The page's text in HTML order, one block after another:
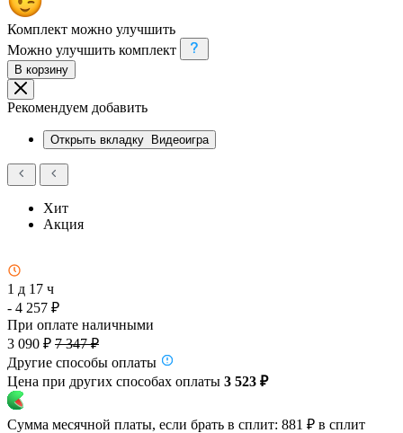
Комплект можно улучшить
Можно улучшить комплект
В корзину
Рекомендуем добавить
Открыть вкладку Видеоигра
Хит
Акция
1 д 17 ч
- 4 257 ₽
При оплате наличными
3 090 ₽ 7 347 ₽
Другие способы оплаты
Цена при других способах оплаты 3 523 ₽
Сумма месячной платы, если брать в сплит: 881 ₽ в сплит